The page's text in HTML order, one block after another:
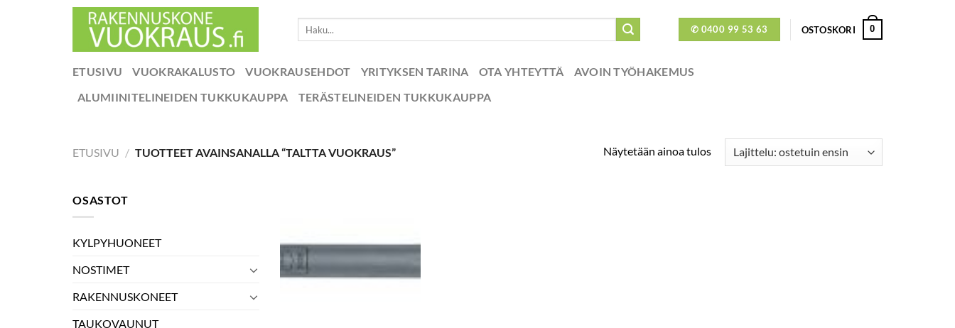
✆ 0400 99 53 63 OSTOSKORI 0
ETUSIVU VUOKRAKALUSTO VUOKRAUSEHDOT YRITYKSEN TARINA OTA YHTEYTTÄ
AVOIN TYÖHAKEMUS
ALUMIINITELINEIDEN TUKKUKAUPPA
TERÄSTELINEIDEN TUKKUKAUPPA
ETUSIVU / TUOTTEET AVAINSANALLA “TALTTA VUOKRAUS” Näytetään ainoa tulos
OSASTOT
KYLPYHUONEET
NOSTIMET
RAKENNUSKONEET
TAUKOVAUNUT